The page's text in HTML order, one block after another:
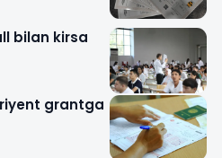
bilan kirsa
grantga